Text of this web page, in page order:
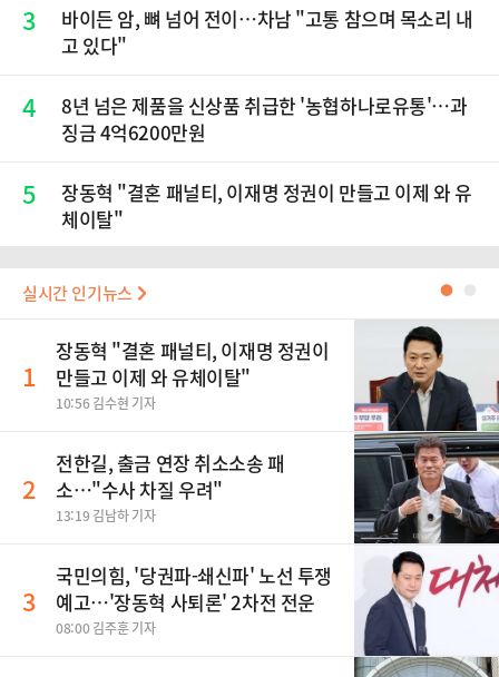
3
바이든 암, 뼈 넘어 전이…차남 "고통 참으며 목소리 내
고 있다"
4
8년 넘은 제품을 신상품 취급한 '농협하나로유통'…과
징금 4억6200만원
5
장동혁 "결혼 패널티, 이재명 정권이 만들고 이제 와 유
체이탈"
실시간 인기뉴스 ●
1
장동혁 "결혼 패널티, 이재명 정권이
만들고 이제 와 유체이탈"
10:56 김수현 기자
2
전한길, 출금 연장 취소소송 패
소…"수사 차질 우려"
13:19 김남하 기자
3
국민의힘, '당권파-쇄신파' 노선 투쟁
예고…'장동혁 사퇴론' 2차전 전운
08:00 김주훈 기자